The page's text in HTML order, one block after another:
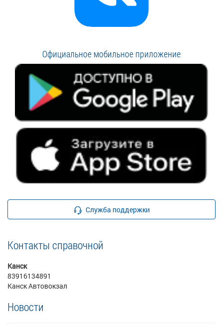
Официальное мобильное приложение
Служба поддержки
Контакты справочной
Канск
83916134891
Канск Автовокзал
Новости